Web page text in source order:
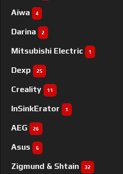
Aiwa 4
Darina 2
Mitsubishi Electric 1
Dexp 25
Creality 11
InSinkErator 1
AEG 26
Asus 6
Zigmund & Shtain 32